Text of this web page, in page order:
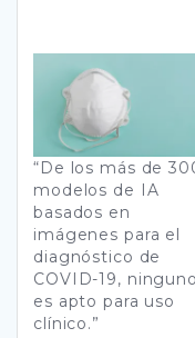
“De los más de
modelos de IA
basados en
imágenes para el
diagnóstico de
COVID-19, ninguno
es apto para uso
clínico.”